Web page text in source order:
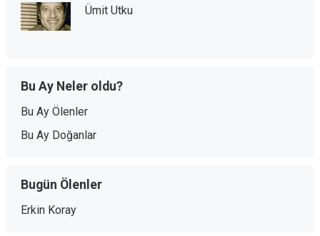
Ümit Utku
Bu Ay Neler oldu?
Bu Ay Ölenler
Bu Ay Doğanlar
Bugün Ölenler
Erkin Koray